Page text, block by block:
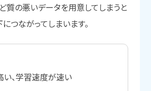
質の悪いデータを用意してしまうと
つながってしまいます。
、学習速度が速い